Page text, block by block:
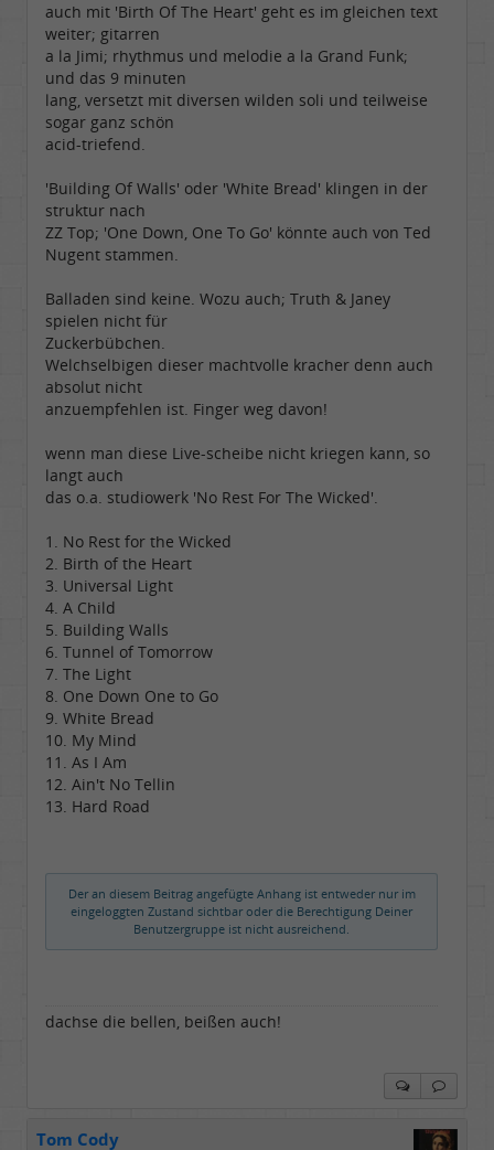
auch mit 'Birth Of The Heart' geht es im gleichen text
weiter; gitarren
a la Jimi; rhythmus und melodie a la Grand Funk;
und das 9 minuten
lang, versetzt mit diversen wilden soli und teilweise
sogar ganz schön
acid-triefend.
'Building Of Walls' oder 'White Bread' klingen in der
struktur nach
ZZ Top; 'One Down, One To Go' könnte auch von Ted
Nugent stammen.
Balladen sind keine. Wozu auch; Truth & Janey
spielen nicht für
Zuckerbübchen.
Welchselbigen dieser machtvolle kracher denn auch
absolut nicht
anzuempfehlen ist. Finger weg davon!
wenn man diese Live-scheibe nicht kriegen kann, so
langt auch
das o.a. studiowerk 'No Rest For The Wicked'.
1. No Rest for the Wicked
2. Birth of the Heart
3. Universal Light
4. A Child
5. Building Walls
6. Tunnel of Tomorrow
7. The Light
8. One Down One to Go
9. White Bread
10. My Mind
11. As I Am
12. Ain't No Tellin
13. Hard Road
Der an diesem Beitrag angefügte Anhang ist entweder nur im
eingeloggten Zustand sichtbar oder die Berechtigung Deiner
Benutzergruppe ist nicht ausreichend.
dachse die bellen, beißen auch!
Tom Cody